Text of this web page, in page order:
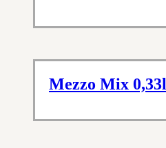
Mezzo Mix 0,33l